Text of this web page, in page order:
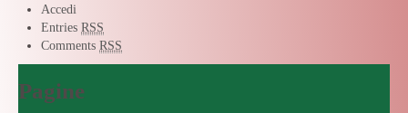
Accedi
Entries RSS
Comments RSS
Pagine